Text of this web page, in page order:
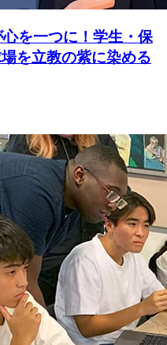
心を一つに！学生・保
を立教の紫に染める